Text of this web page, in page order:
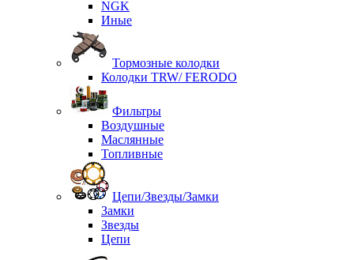
NGK
Иные
Тормозные колодки
Колодки TRW/ FERODO
Фильтры
Воздушные
Маслянные
Топливные
Цепи/Звезды/Замки
Замки
Звезды
Цепи